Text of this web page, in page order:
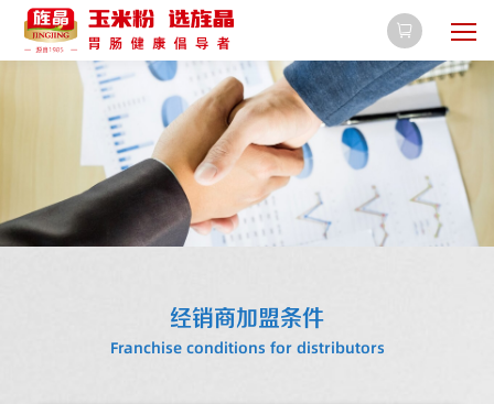

经销商加盟条件
Franchise conditions for distributors